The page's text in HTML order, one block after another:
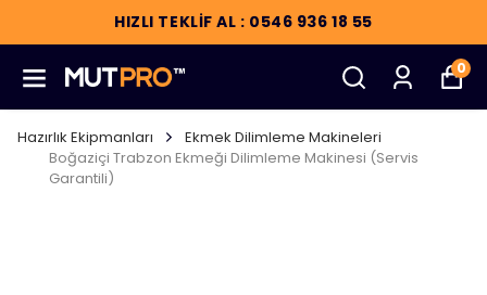
HIZLI TEKLİF AL : 0546 936 18 55
0
Hazırlık Ekipmanları
Ekmek Dilimleme Makineleri
Boğaziçi Trabzon Ekmeği Dilimleme Makinesi (Servis
Garantili)